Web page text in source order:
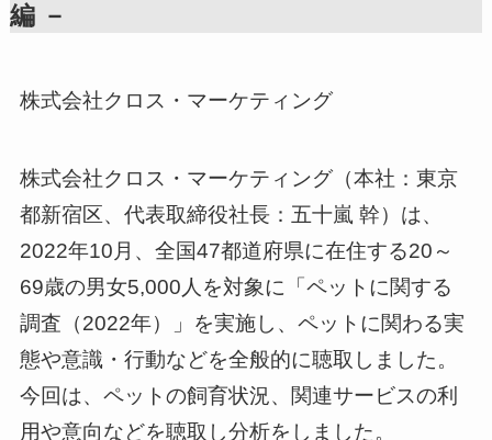
編 －
株式会社クロス・マーケティング
株式会社クロス・マーケティング（本社：東京
都新宿区、代表取締役社長：五十嵐 幹）は、
2022年10月、全国47都道府県に在住する20～
69歳の男女5,000人を対象に「ペットに関する
調査（2022年）」を実施し、ペットに関わる実
態や意識・行動などを全般的に聴取しました。
今回は、ペットの飼育状況、関連サービスの利
用や意向などを聴取し分析をしました。